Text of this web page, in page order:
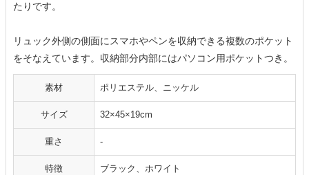
たりです。
リュック外側の側面にスマホやペンを収納できる複数のポケット
をそなえています。収納部分内部にはパソコン用ポケットつき。
素材 ポリエステル、ニッケル
サイズ 32×45×19cm
重さ -
特徴 ブラック、ホワイト